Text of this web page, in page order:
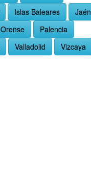
Islas Baleares
Jaén
Orense
Palencia
Valladolid
Vizcaya